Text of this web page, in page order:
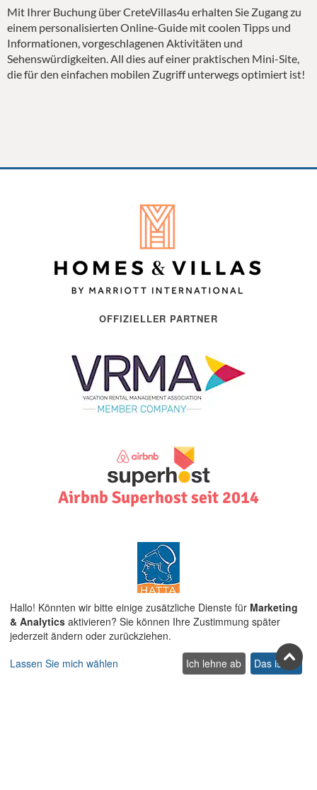
Mit Ihrer Buchung über CreteVillas4u erhalten Sie Zugang zu
einem personalisierten Online-Guide mit coolen Tipps und
Informationen, vorgeschlagenen Aktivitäten und
Sehenswürdigkeiten. All dies auf einer praktischen Mini-Site,
die für den einfachen mobilen Zugriff unterwegs optimiert ist!
OFFIZIELLER PARTNER
Airbnb Superhost seit 2014
Griechische Vereinigung
von Reise und Tourismusagenturen
Hallo! Könnten wir bitte einige zusätzliche Dienste für Marketing
& Analytics aktivieren? Sie können Ihre Zustimmung später
jederzeit ändern oder zurückziehen.
Lassen Sie mich wählen
Ich lehne ab Das ist ok